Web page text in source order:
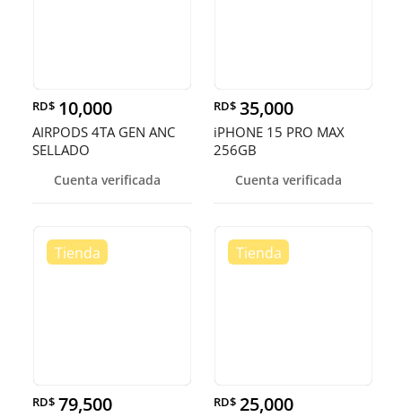
RD$ 10,000
AIRPODS 4TA GEN ANC
SELLADO
Cuenta verificada
RD$ 35,000
iPHONE 15 PRO MAX
256GB
Cuenta verificada
RD$ 79,500 RD$ 25,000